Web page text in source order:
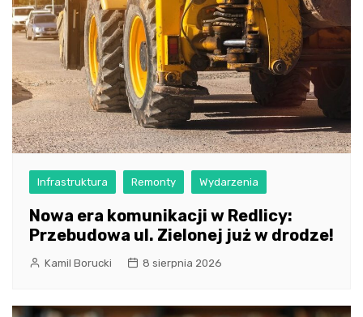
Infrastruktura Remonty Wydarzenia
Nowa era komunikacji w Redlicy:
Przebudowa ul. Zielonej już w drodze!
Kamil Borucki 8 sierpnia 2026